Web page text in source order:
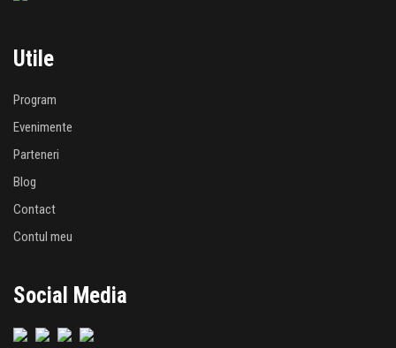
Utile
Program
Evenimente
Parteneri
Blog
Contact
Contul meu
Social Media